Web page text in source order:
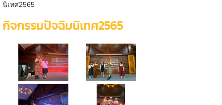
นิเทศ2565
กิจกรรมปัจฉิมนิเทศ2565